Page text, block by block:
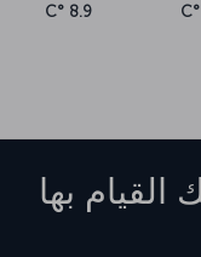
8.9 °C
القيام بها